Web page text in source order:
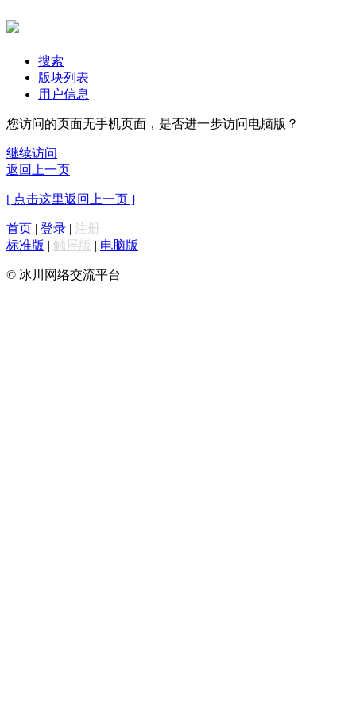
搜索
版块列表
用户信息
您访问的页面无手机页面，是否进一步访问电脑版？
继续访问
返回上一页
[ 点击这里返回上一页 ]
首页 | 登录 | 注册
标准版 | 触屏版 | 电脑版
© 冰川网络交流平台